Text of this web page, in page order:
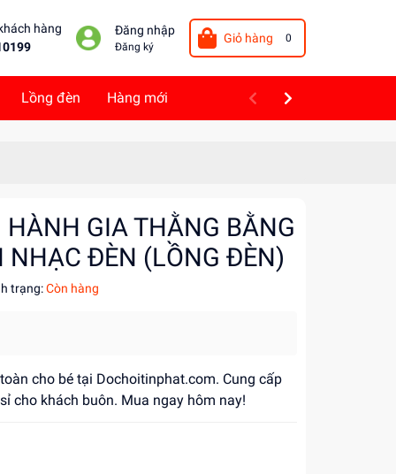
hàng
Đăng nhập
Đăng ký
Giỏ hàng 0
Lồng đèn Hàng mới
GIA THẰNG BẰNG
ĐÈN (LỒNG ĐÈN)
trạng:Còn hàng
cho bé tại Dochoitinphat.com. Cung cấp
cho khách buôn. Mua ngay hôm nay!